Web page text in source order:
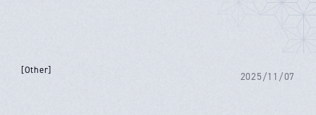
[Other]
2025/11/07